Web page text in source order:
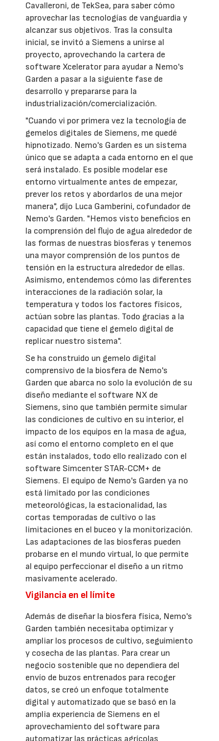
Cavalleroni, de TekSea, para saber cómo
aprovechar las tecnologías de vanguardia y
alcanzar sus objetivos. Tras la consulta
inicial, se invitó a Siemens a unirse al
proyecto, aprovechando la cartera de
software Xcelerator para ayudar a Nemo's
Garden a pasar a la siguiente fase de
desarrollo y prepararse para la
industrialización/comercialización.
"Cuando vi por primera vez la tecnología de
gemelos digitales de Siemens, me quedé
hipnotizado. Nemo's Garden es un sistema
único que se adapta a cada entorno en el que
será instalado. Es posible modelar ese
entorno virtualmente antes de empezar,
prever los retos y abordarlos de una mejor
manera", dijo Luca Gamberini, cofundador de
Nemo's Garden. "Hemos visto beneficios en
la comprensión del flujo de agua alrededor de
las formas de nuestras biosferas y tenemos
una mayor comprensión de los puntos de
tensión en la estructura alrededor de ellas.
Asimismo, entendemos cómo las diferentes
interacciones de la radiación solar, la
temperatura y todos los factores físicos,
actúan sobre las plantas. Todo gracias a la
capacidad que tiene el gemelo digital de
replicar nuestro sistema".
Se ha construido un gemelo digital
comprensivo de la biosfera de Nemo's
Garden que abarca no solo la evolución de su
diseño mediante el software NX de
Siemens, sino que también permite simular
las condiciones de cultivo en su interior, el
impacto de los equipos en la masa de agua,
así como el entorno completo en el que
están instalados, todo ello realizado con el
software Simcenter STAR-CCM+ de
Siemens. El equipo de Nemo's Garden ya no
está limitado por las condiciones
meteorológicas, la estacionalidad, las
cortas temporadas de cultivo o las
limitaciones en el buceo y la monitorización.
Las adaptaciones de las biosferas pueden
probarse en el mundo virtual, lo que permite
al equipo perfeccionar el diseño a un ritmo
masivamente acelerado.
Vigilancia en el límite
Además de diseñar la biosfera física, Nemo's
Garden también necesitaba optimizar y
ampliar los procesos de cultivo, seguimiento
y cosecha de las plantas. Para crear un
negocio sostenible que no dependiera del
envío de buzos entrenados para recoger
datos, se creó un enfoque totalmente
digital y automatizado que se basó en la
amplia experiencia de Siemens en el
aprovechamiento del software para
automatizar las prácticas agrícolas